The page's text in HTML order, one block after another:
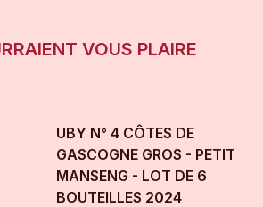
VOUS PLAIRE
UBY N° 4 CÔTES DE
GASCOGNE GROS - PETIT
MANSENG - LOT DE 6
BOUTEILLES 2024